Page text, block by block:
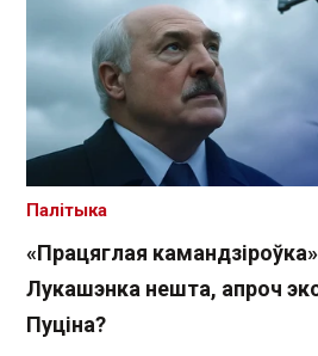
«Працяглая
Лукашэнка нешта, апроч
Пуціна?
Палітыка